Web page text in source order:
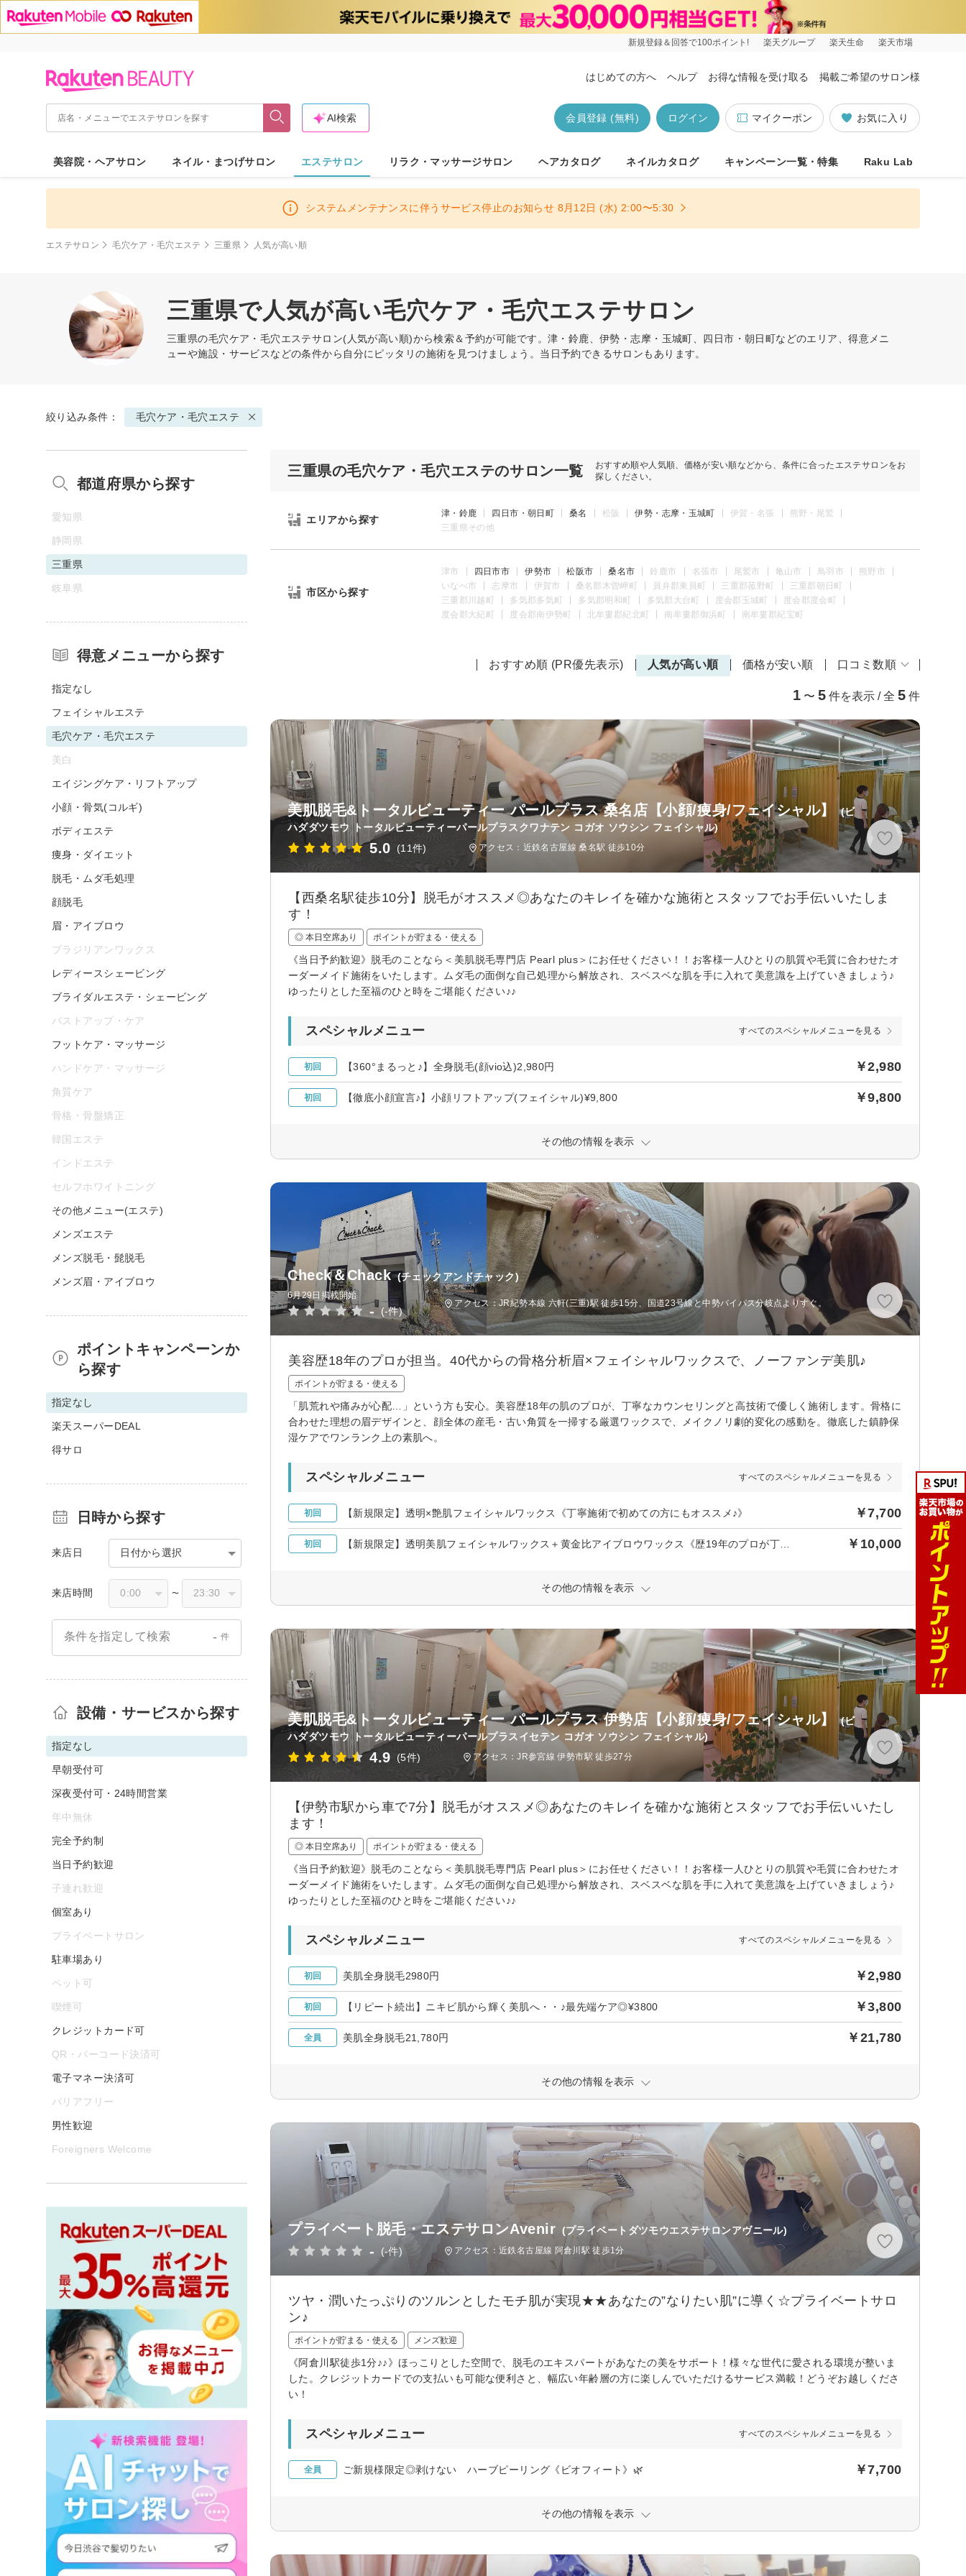
新規登録＆回答で100ポイント! 楽天グループ 楽天生命 楽天市場
はじめての方へ ヘルプ お得な情報を受け取る 掲載ご希望のサロン様
お気に入り
マイクーポン
ログイン
会員登録 (無料)
AI検索
美容院・ヘアサロン ネイル・まつげサロン エステサロン リラク・マッサージサロン ヘアカタログ ネイルカタログ キャンペーン一覧・特集 Raku Lab
システムメンテナンスに伴うサービス停止のお知らせ 8月12日 (水) 2:00〜5:30
エステサロン 毛穴ケア・毛穴エステ 三重県 人気が高い順
三重県で人気が高い毛穴ケア・毛穴エステサロン
三重県の毛穴ケア・毛穴エステサロン(人気が高い順)から検索＆予約が可能です。津・鈴鹿、伊勢・志摩・玉城町、四日市・朝日町などのエリア、得意メニ
ューや施設・サービスなどの条件から自分にピッタリの施術を見つけましょう。当日予約できるサロンもあります。
絞り込み条件： 毛穴ケア・毛穴エステ
三重県の毛穴ケア・毛穴エステのサロン一覧
おすすめ順や人気順、価格が安い順などから、条件に合ったエステサロンをお
探しください。
エリアから探す
津・鈴鹿 四日市・朝日町 桑名 松阪 伊勢・志摩・玉城町 伊賀・名張
熊野・尾鷲
三重県その他
市区から探す
津市 四日市市 伊勢市 松阪市 桑名市 鈴鹿市 名張市 尾鷲市 亀山市 鳥羽市
熊野市
いなべ市
志摩市 伊賀市 桑名郡木曽岬町 員弁郡東員町 三重郡菰野町
三重郡朝日町
三重郡川越町
多気郡多気町 多気郡明和町 多気郡大台町 度会郡玉城町
度会郡度会町
度会郡大紀町
度会郡南伊勢町 北牟婁郡紀北町 南牟婁郡御浜町 南牟婁郡紀宝町
おすすめ順 (PR優先表示) 人気が高い順 価格が安い順 口コミ数順
1 〜 5 件を表示 / 全 5 件
美肌脱毛&トータルビューティー パールプラス 桑名店【小顔/痩身/フェイシャル】
(ビ
ハダダツモウ トータルビューティーパールプラスクワナテン コガオ ソウシン フェイシャル)
5.0 (11件) アクセス：近鉄名古屋線 桑名駅 徒歩10分
【西桑名駅徒歩10分】脱毛がオススメ◎あなたのキレイを確かな施術とスタッフでお手伝いいたしま
す！
◎ 本日空席あり ポイントが貯まる・使える
《当日予約歓迎》脱毛のことなら＜美肌脱毛専門店 Pearl plus＞にお任せください！！お客様一人ひとりの肌質や毛質に合わせたオ
ーダーメイド施術をいたします。ムダ毛の面倒な自己処理から解放され、スベスベな肌を手に入れて美意識を上げていきましょう♪
ゆったりとした至福のひと時をご堪能ください♪♪
スペシャルメニュー すべてのスペシャルメニューを見る
初回 【360°まるっと♪】全身脱毛(顔vio込)2,980円 ￥2,980
初回 【徹底小顔宣言♪】小顔リフトアップ(フェイシャル)¥9,800 ￥9,800
その他の情報を表示
Check＆Chack (チェックアンドチャック)
6月29日掲載開始
- (-件)
アクセス：JR紀勢本線 六軒(三重)駅 徒歩15分、国道23号線と中勢バイパス分岐点よりすぐ。
美容歴18年のプロが担当。40代からの骨格分析眉×フェイシャルワックスで、ノーファンデ美肌♪
ポイントが貯まる・使える
「肌荒れや痛みが心配…」という方も安心。美容歴18年の肌のプロが、丁寧なカウンセリングと高技術で優しく施術します。骨格に
合わせた理想の眉デザインと、顔全体の産毛・古い角質を一掃する厳選ワックスで、メイクノリ劇的変化の感動を。徹底した鎮静保
湿ケアでワンランク上の素肌へ。
スペシャルメニュー すべてのスペシャルメニューを見る
初回 【新規限定】透明×艶肌フェイシャルワックス《丁寧施術で初めての方にもオススメ♪》 ￥7,700
初回 ￥10,000
その他の情報を表示
美肌脱毛&トータルビューティー パールプラス 伊勢店【小顔/痩身/フェイシャル】
(ビ
ハダダツモウ トータルビューティーパールプラスイセテン コガオ ソウシン フェイシャル)
4.9 (5件) アクセス：JR参宮線 伊勢市駅 徒歩27分
【伊勢市駅から車で7分】脱毛がオススメ◎あなたのキレイを確かな施術とスタッフでお手伝いいたし
ます！
◎ 本日空席あり ポイントが貯まる・使える
《当日予約歓迎》脱毛のことなら＜美肌脱毛専門店 Pearl plus＞にお任せください！！お客様一人ひとりの肌質や毛質に合わせたオ
ーダーメイド施術をいたします。ムダ毛の面倒な自己処理から解放され、スベスベな肌を手に入れて美意識を上げていきましょう♪
ゆったりとした至福のひと時をご堪能ください♪♪
スペシャルメニュー すべてのスペシャルメニューを見る
初回 美肌全身脱毛2980円 ￥2,980
初回 【リピート続出】ニキビ肌から輝く美肌へ・・♪最先端ケア◎¥3800 ￥3,800
全員 美肌全身脱毛21,780円 ￥21,780
その他の情報を表示
プライベート脱毛・エステサロンAvenir (プライベートダツモウエステサロンアヴニール)
- (-件) アクセス：近鉄名古屋線 阿倉川駅 徒歩1分
ツヤ・潤いたっぷりのツルンとしたモチ肌が実現★★あなたの”なりたい肌”に導く☆プライベートサロ
ン♪
ポイントが貯まる・使える メンズ歓迎
《阿倉川駅徒歩1分♪♪》ほっこりとした空間で、脱毛のエキスパートがあなたの美をサポート！様々な世代に愛される環境が整いま
した。クレジットカードでの支払いも可能な便利さと、幅広い年齢層の方に楽しんでいただけるサービス満載！どうぞお越しくださ
い！
スペシャルメニュー すべてのスペシャルメニューを見る
全員 ご新規様限定◎剥けない ハーブピーリング《ビオフィート》🌿 ￥7,700
その他の情報を表示
都道府県から探す
愛知県
静岡県
三重県
岐阜県
得意メニューから探す
指定なし
フェイシャルエステ
毛穴ケア・毛穴エステ
美白
エイジングケア・リフトアップ
小顔・骨気(コルギ)
ボディエステ
痩身・ダイエット
脱毛・ムダ毛処理
顔脱毛
眉・アイブロウ
ブラジリアンワックス
レディースシェービング
ブライダルエステ・シェービング
バストアップ・ケア
フットケア・マッサージ
ハンドケア・マッサージ
角質ケア
骨格・骨盤矯正
韓国エステ
インドエステ
セルフホワイトニング
その他メニュー(エステ)
メンズエステ
メンズ脱毛・髭脱毛
メンズ眉・アイブロウ
ポイントキャンペーンか
ら探す
指定なし
楽天スーパーDEAL
得サロ
日時から探す
来店日 日付から選択
来店時間 〜
条件を指定して検索 - 件
設備・サービスから探す
指定なし
早朝受付可
深夜受付可・24時間営業
年中無休
完全予約制
当日予約歓迎
子連れ歓迎
個室あり
プライベートサロン
駐車場あり
ペット可
喫煙可
クレジットカード可
QR・バーコード決済可
電子マネー決済可
バリアフリー
男性歓迎
Foreigners Welcome